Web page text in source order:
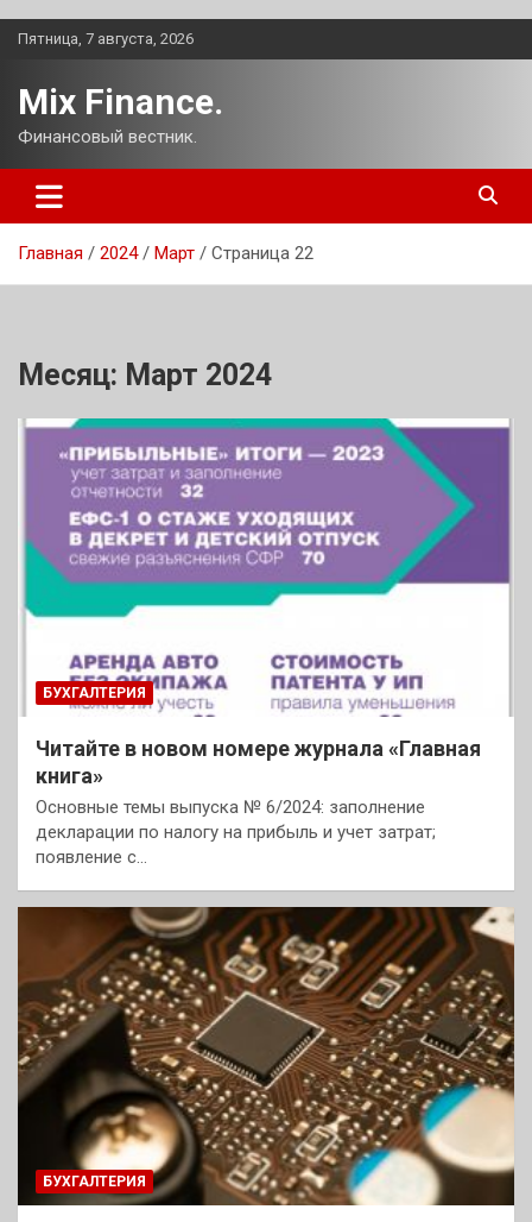
Перейти
Пятница, 7 августа, 2026
Mix Finance.
Финансовый вестник.
Главная 2024 Март Страница 22
Месяц: Март 2024
БУХГАЛТЕРИЯ
Читайте в новом номере журнала «Главная
книга»
Основные темы выпуска № 6/2024: заполнение
декларации по налогу на прибыль и учет затрат;
появление с…
БУХГАЛТЕРИЯ